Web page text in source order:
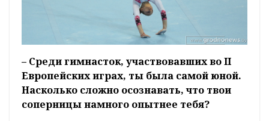
– Среди гимнасток, участвовавших во II
Европейских играх, ты была самой юной.
Насколько сложно осознавать, что твои
соперницы намного опытнее тебя?